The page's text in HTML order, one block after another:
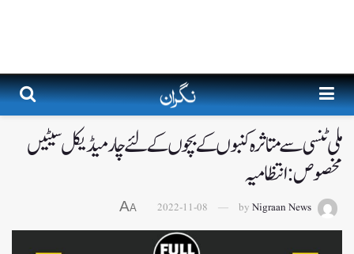
ملی ٹنسی سے متاثرہ کنبوں کے بچوں کے لئے چار میڈیکل سیٹیں
مخصوص:انتظامیہ
by Nigraan News
2022-11-08
A
A